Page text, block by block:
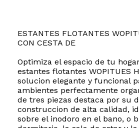
ESTANTES FLOTANTES
CON CESTA DE
Optimiza el espacio de tu
estantes flotantes WOPITUES
solucion elegante y funcional
ambientes perfectamente
de tres piezas destaca por su
construccion de alta calidad,
sobre el inodoro en el bano, o